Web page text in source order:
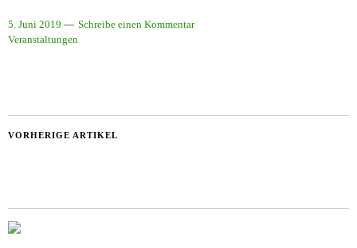
5. Juni 2019
Schreibe einen Kommentar
Veranstaltungen
VORHERIGE ARTIKEL